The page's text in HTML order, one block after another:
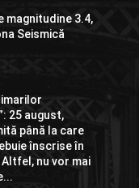
magnitudine 3.4,
Seismică
25 august,
până la care
înscrise în
nu vor mai